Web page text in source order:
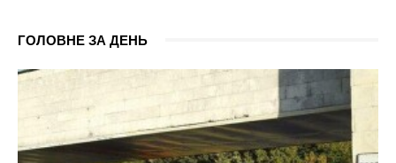
ГОЛОВНЕ ЗА ДЕНЬ